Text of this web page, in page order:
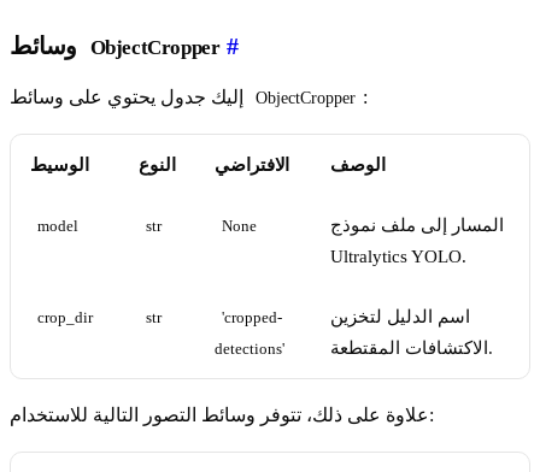
ObjectCropper #
ObjectCropper :
الوسيط النوع الافتراضي الوصف
model str None
المسار إلى ملف نموذج
Ultralytics YOLO.
crop_dir str
'cropped-
detections'
اسم الدليل لتخزين
الاكتشافات المقتطعة.
علاوة على ذلك، تتوفر وسائط التصور التالية للاستخدام: